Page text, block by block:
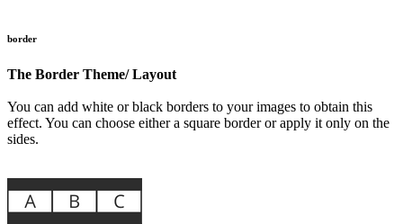
border
The Border Theme/ Layout
You can add white or black borders to your images to obtain this
effect. You can choose either a square border or apply it only on the
sides.